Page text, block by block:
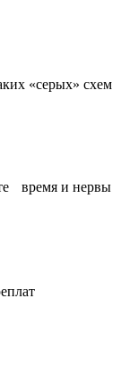
«серых» схем
время и нервы